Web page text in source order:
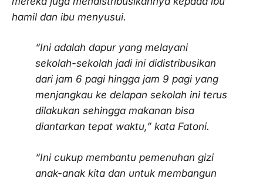
hamil dan ibu menyusui.
“Ini adalah dapur yang melayani
sekolah-sekolah jadi ini didistribusikan
dari jam 6 pagi hingga jam 9 pagi yang
menjangkau ke delapan sekolah ini terus
dilakukan sehingga makanan bisa
diantarkan tepat waktu,” kata Fatoni.
“Ini cukup membantu pemenuhan gizi
anak-anak kita dan untuk membangun